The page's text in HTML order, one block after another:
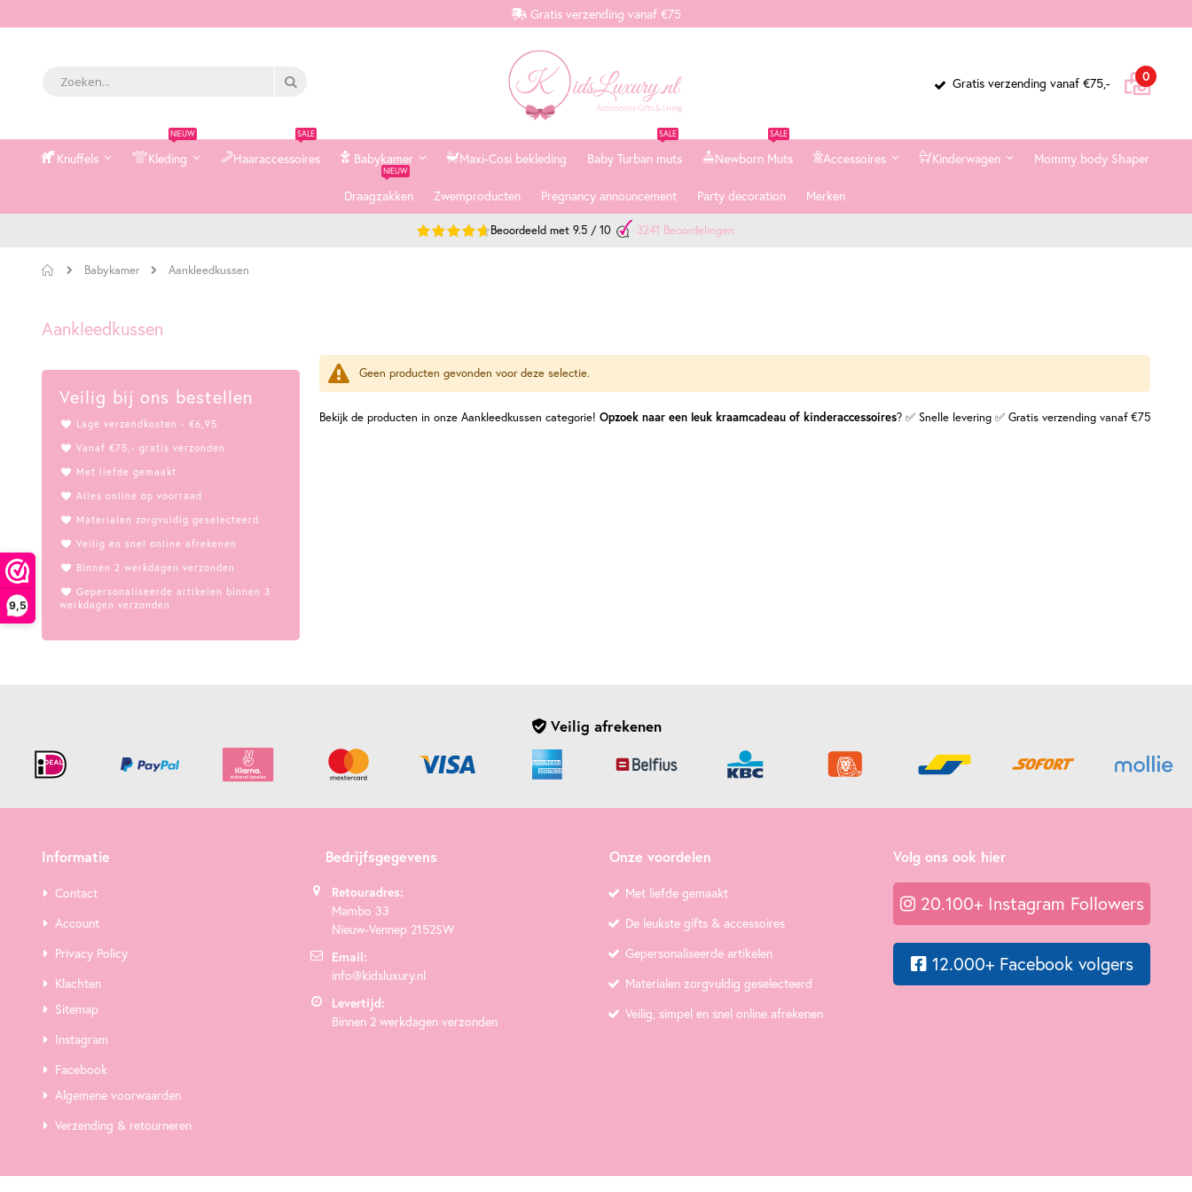
9,5
Gratis verzending vanaf €75
Cart
0items
Gratis verzending vanaf €75,-
Knuffels Kleding
NIEUW
Haaraccessoires
SALE
Babykamer Maxi-Cosi bekleding Baby Turban muts
SALE
Newborn Muts
SALE
Accessoires Kinderwagen Mommy body Shaper
Draagzakken
NIEUW
Zwemproducten Pregnancy announcement Party decoration Merken
Beoordeeld met 9.5/10 3241 Beoordelingen
HomeBabykamer Aankleedkussen
Aankleedkussen
Geen producten gevonden voor deze selectie.
Bekijk de producten in onze Aankleedkussen categorie! Opzoek naar een leuk kraamcadeau of kinderaccessoires? ✅ Snelle levering ✅ Gratis verzending vanaf €75
Veilig bij ons bestellen
Lage verzendkosten - €6,95
Vanaf €75,- gratis verzonden
Met liefde gemaakt
Alles online op voorraad
Materialen zorgvuldig geselecteerd
Veilig en snel online afrekenen
Binnen 2 werkdagen verzonden
Gepersonaliseerde artikelen binnen 3
werkdagen verzonden
Veilig afrekenen
Informatie
Contact
Account
Privacy Policy
Klachten
Sitemap
Instagram
Facebook
Algemene voorwaarden
Verzending & retourneren
Bedrijfsgegevens
Retouradres:
Mambo 33
Nieuw-Vennep 2152SW
Email:
info@kidsluxury.nl
Levertijd:
Binnen 2 werkdagen verzonden
Onze voordelen
Met liefde gemaakt
De leukste gifts & accessoires
Gepersonaliseerde artikelen
Materialen zorgvuldig geselecteerd
Veilig, simpel en snel online afrekenen
Volg ons ook hier
20.100+ Instagram Followers
12.000+ Facebook volgers